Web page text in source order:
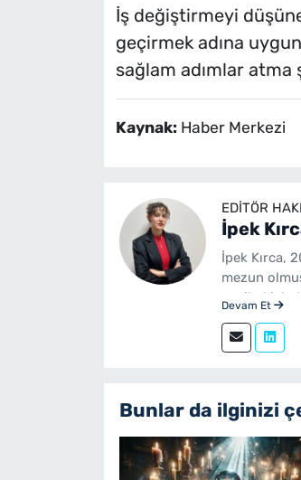
İş değiştirmeyi
geçirmek adına
sağlam adımlar atma
Kaynak: Haber Merkezi
EDITÖR
İpek
İpek Kırca,
mezun
Devam Et
Bunlar da ilginizi